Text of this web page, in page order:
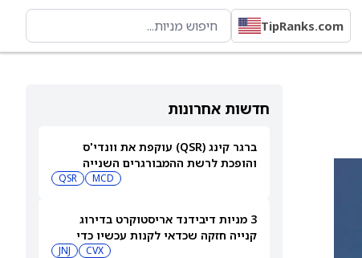
TipRanks.com
חדשות אחרונות
ברגר קינג (QSR) עוקפת את וונדי'ס
והופכת לרשת ההמבורגרים השנייה
MCD
QSR
3 מניות דיבידנד אריסטוקרט בדירוג
קנייה חזקה שכדאי לקנות עכשיו כדי
CVX
JNJ